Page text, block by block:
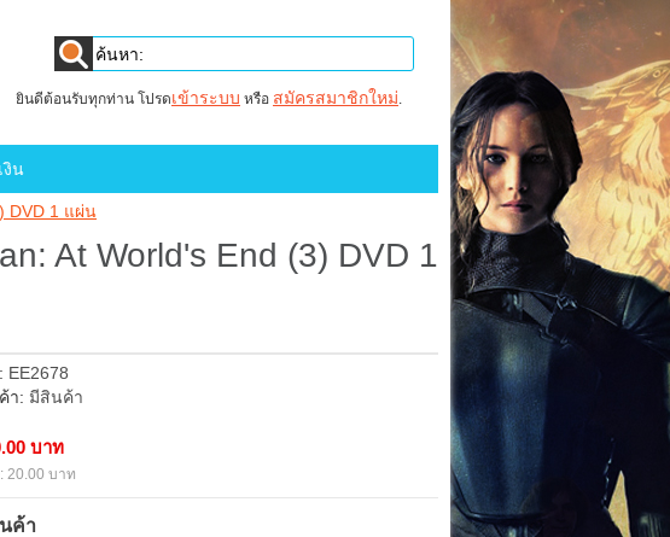
ยินดีต้อนรับทุกท่าน โปรดเข้าระบบ หรือ สมัครสมาชิกใหม่.
งิน
DVD 1 แผ่น
At World's End (3) DVD 1
EE2678
า: มีสินค้า
บาท
20.00 บาท
ค้า